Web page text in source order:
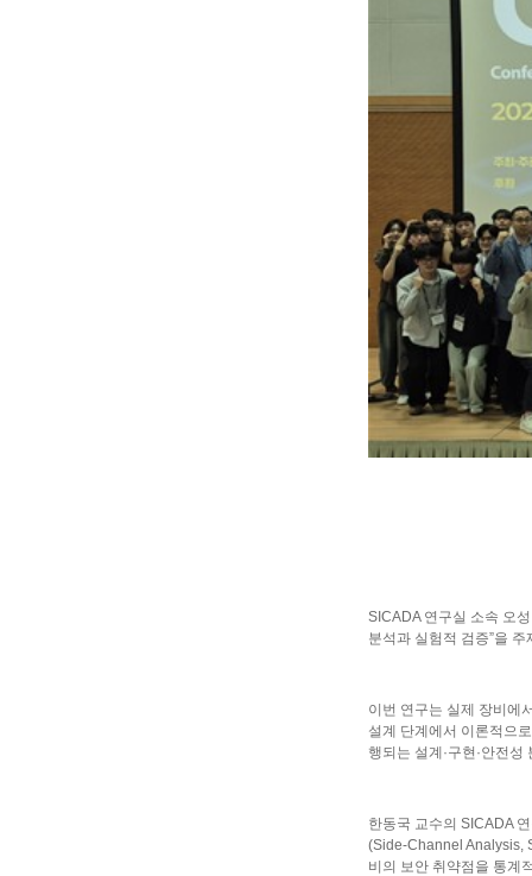
SICADA 연구실 소속 오
분석과 실험적 검증”을
이번 연구는 실제 장비에
설계 단계에서 이론적으
행되는 설계·구현·안전
한동국 교수의 SICADA
(Side-Channel Analysis,
비의 보안 취약점을 통계